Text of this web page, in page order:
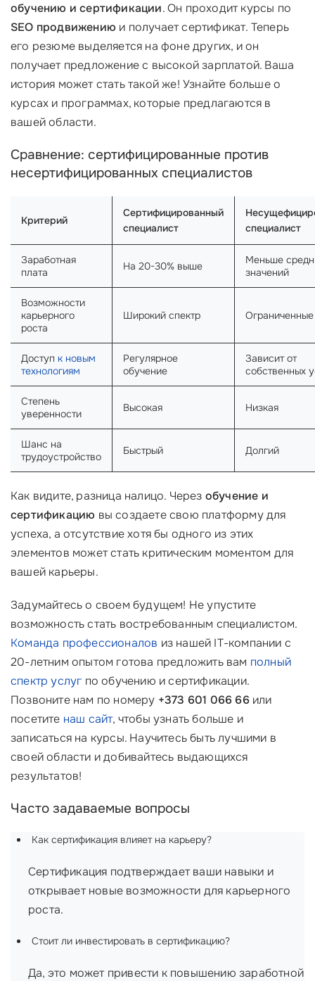
обучению и сертификации. Он проходит курсы по
SEO продвижению и получает сертификат. Теперь
его резюме выделяется на фоне других, и он
получает предложение с высокой зарплатой. Ваша
история может стать такой же! Узнайте больше о
курсах и программах, которые предлагаются в
вашей области.
Сравнение: сертифицированные против
несертифицированных специалистов
Критерий
Сертифицированный
специалист
специалист
Заработная
плата
На 20-30% выше
Меньше
значений
Возможности
карьерного
роста
Широкий спектр Ограниченные
Доступ к новым
технологиям
Регулярное
обучение
Зависит от
собственных
Степень
уверенности
Высокая Низкая
Шанс на
трудоустройство
Быстрый Долгий
Как видите, разница налицо. Через обучение и
сертификацию вы создаете свою платформу для
успеха, а отсутствие хотя бы одного из этих
элементов может стать критическим моментом для
вашей карьеры.
Задумайтесь о своем будущем! Не упустите
возможность стать востребованным специалистом.
Команда профессионалов из нашей IT-компании с
20-летним опытом готова предложить вам полный
спектр услуг по обучению и сертификации.
Позвоните нам по номеру +373 601 066 66или
посетите наш сайт, чтобы узнать больше и
записаться на курсы. Научитесь быть лучшими в
своей области и добивайтесь выдающихся
результатов!
Часто задаваемые вопросы
Как сертификация влияет на карьеру?
Сертификация подтверждает ваши навыки и
открывает новые возможности для карьерного
роста.
Стоит ли инвестировать в сертификацию?
Да, это может привести к повышению заработной